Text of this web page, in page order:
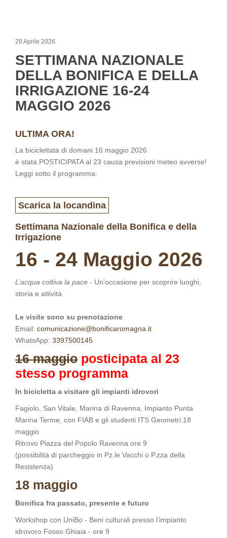
28 Aprile 2026
SETTIMANA NAZIONALE
DELLA BONIFICA E DELLA
IRRIGAZIONE 16-24
MAGGIO 2026
ULTIMA ORA!
La biciclettata di domani 16 maggio 2026
è stata POSTICIPATA al 23 causa previsioni meteo avverse!
Leggi sotto il programma:
Scarica la locandina
Settimana Nazionale della Bonifica e della
Irrigazione
16 - 24 Maggio 2026
L’acqua coltiva la pace - Un’occasione per scoprire luoghi,
storia e attività
Le visite sono su prenotazione
Email: comunicazione@bonificaromagna.it
WhatsApp: 3397500145
16 maggio posticipata al 23
stesso programma
In bicicletta a visitare gli impianti idrovori
Fagiolo, San Vitale, Marina di Ravenna, Impianto Punta
Marina Terme, con FIAB e gli studenti ITS Geometri.18
maggio
Ritrovo Piazza del Popolo Ravenna ore 9
(possibilità di parcheggio in Pz.le Vacchi o P.zza della
Resistenza)
18 maggio
Bonifica fra passato, presente e futuro
Workshop con UniBo - Beni culturali presso l’impianto
idrovoro Fosso Ghiaia - ore 9